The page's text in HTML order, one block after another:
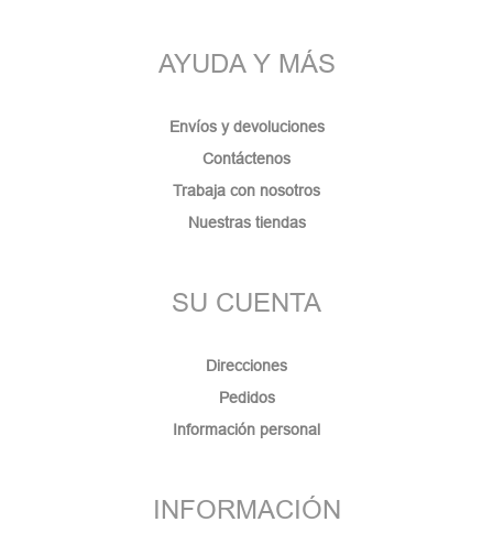
AYUDA Y MÁS
Envíos y devoluciones
Contáctenos
Trabaja con nosotros
Nuestras tiendas
SU CUENTA
Direcciones
Pedidos
Información personal
INFORMACIÓN